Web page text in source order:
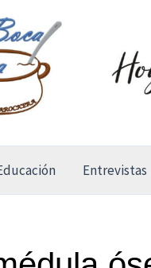
Entrevistas